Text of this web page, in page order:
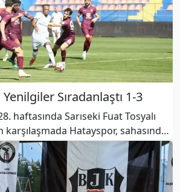
Sıradanlaştı 1-3
haftasında Sarıseki Fuat Tosyalı
karşılaşmada Hatayspor, sahasında
mağlup oldu.Bordo-beyazlılar, ikinci
yedikleri gollerle oyundan